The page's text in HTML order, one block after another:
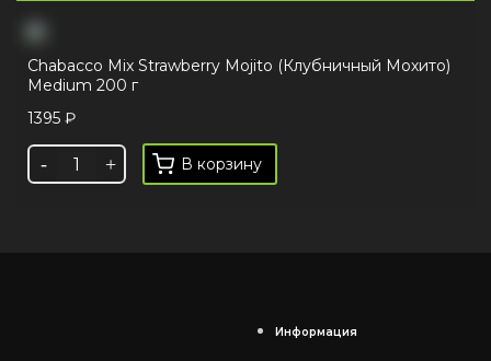
Chabacco Mix Strawberry Mojito (Клубничный Мохито)
Medium 200 г
1395 ₽
В корзину
Информация